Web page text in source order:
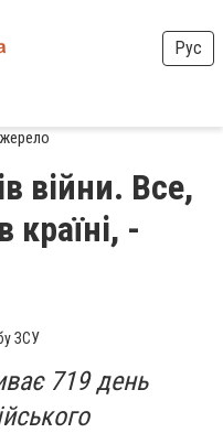
Рус
війни. Все,
країні, -
ЗСУ
719 день